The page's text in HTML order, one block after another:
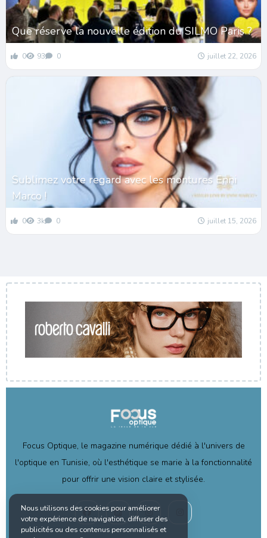
Que réserve la nouvelle édition du SILMO Paris ?
0 93 0 juillet 22, 2026
Sublimez votre regard avec les montures Enni
Marco !
0 3k 0 juillet 15, 2026
Focus Optique, le magazine numérique dédié à l'univers de
l'optique en Tunisie, où l'esthétique se marie à la fonctionnalité
pour offrir une vision claire et stylisée.
Nous utilisons des cookies pour améliorer
votre expérience de navigation, diffuser des
publicités ou des contenus personnalisés et